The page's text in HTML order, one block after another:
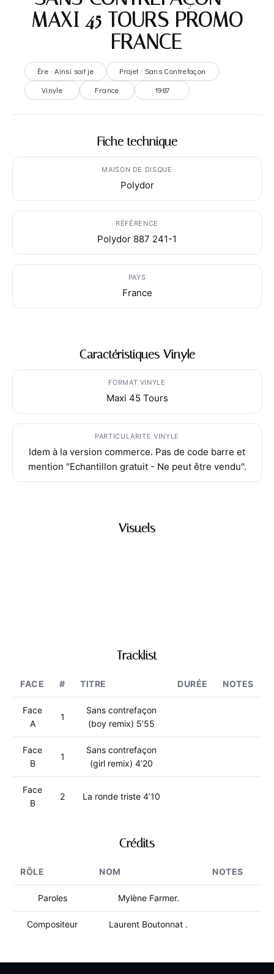
MAXI 45 TOURS PROMO
– FRANCE
Ère · Ainsi soit je
Projet · Sans Contrefaçon
Vinyle
France 1987
Fiche technique
MAISON DE DISQUE
Polydor
RÉFÉRENCE
Polydor 887 241-1
PAYS
France
Caractéristiques Vinyle
FORMAT VINYLE
Maxi 45 Tours
PARTICULARITE VINYLE
Idem à la version commerce. Pas de code barre et
mention "Echantillon gratuit - Ne peut être vendu".
Visuels
Tracklist
FACE # TITRE DURÉE NOTES
Face
A
1
Sans contrefaçon
(boy remix) 5’55
Face
B
1
Sans contrefaçon
(girl remix) 4’20
Face
B
2 La ronde triste 4’10
Crédits
RÔLE NOM NOTES
Paroles Mylène Farmer.
Compositeur Laurent Boutonnat .